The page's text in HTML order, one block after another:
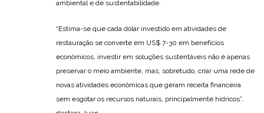
ambiental e de sustentabilidade.
“Estima-se que cada dólar investido em atividades de
restauração se converte em US$ 7-30 em benefícios
econômicos, investir em soluções sustentáveis não é apenas
preservar o meio ambiente, mas, sobretudo, criar uma rede de
novas atividades econômicas que geram receita financeira
sem esgotar os recursos naturais, principalmente hídricos”,